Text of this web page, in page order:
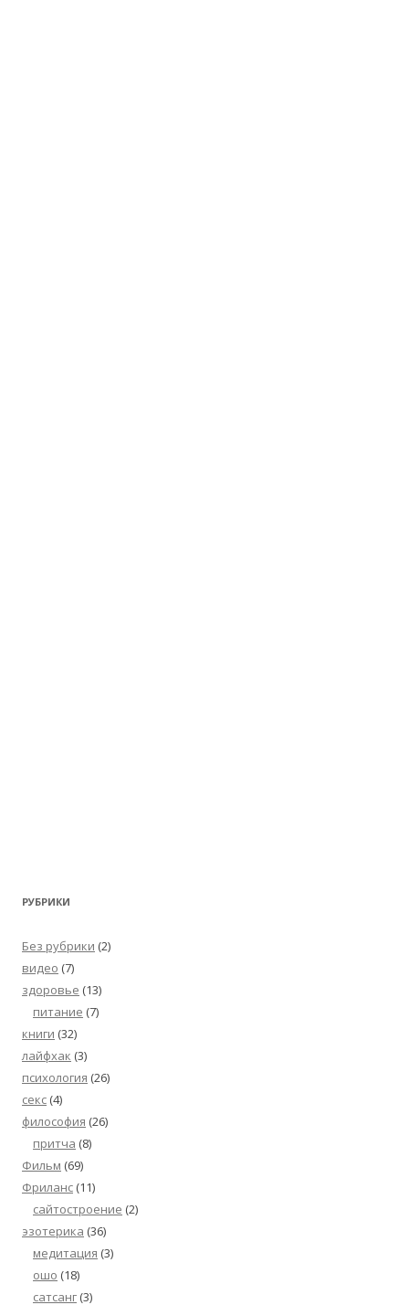
РУБРИКИ
Без рубрики (2)
видео (7)
здоровье (13)
питание (7)
книги (32)
лайфхак (3)
психология (26)
секс (4)
философия (26)
притча (8)
Фильм (69)
Фриланс (11)
сайтостроение (2)
эзотерика (36)
медитация (3)
ошо (18)
сатсанг (3)